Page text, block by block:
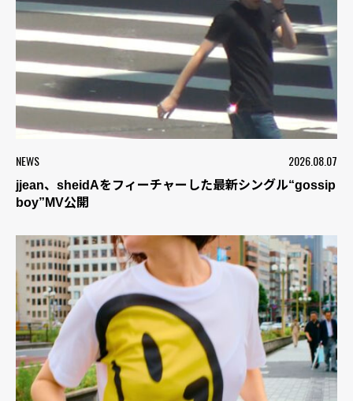
NEWS 2026.08.07
jjean、sheidAをフィーチャーした最新シングル“gossip
boy”MV公開